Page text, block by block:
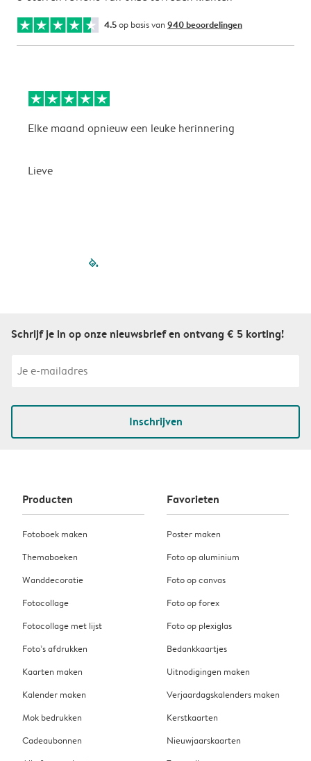
4.5op basis van 940 beoordelingen
Elke maand opnieuw een leuke herinnering
Lieve
filled-pagination
Schrijf je in op onze nieuwsbrief en ontvang € 5 korting!
Inschrijven
Producten
Fotoboek maken
Themaboeken
Wanddecoratie
Fotocollage
Fotocollage met lijst
Foto’s afdrukken
Kaarten maken
Kalender maken
Mok bedrukken
Cadeaubonnen
Favorieten
Poster maken
Foto op aluminium
Foto op canvas
Foto op forex
Foto op plexiglas
Bedankkaartjes
Uitnodigingen maken
Verjaardagskalenders maken
Kerstkaarten
Nieuwjaarskaarten